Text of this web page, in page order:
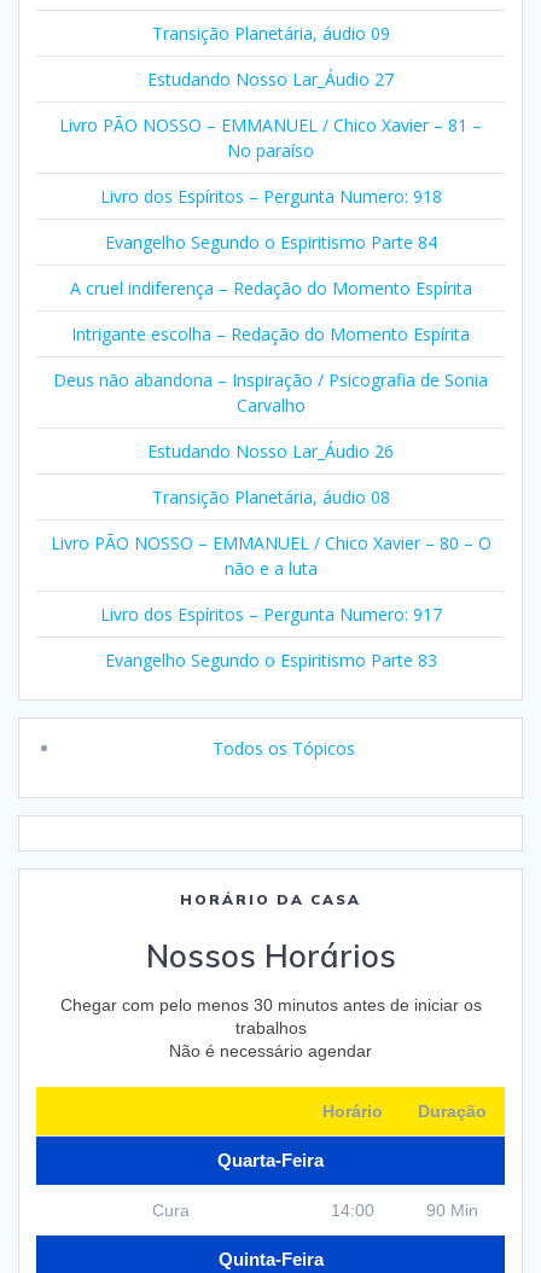
Transição Planetária, áudio 09
Estudando Nosso Lar_Áudio 27
Livro PÃO NOSSO – EMMANUEL / Chico Xavier – 81 –
No paraíso
Livro dos Espíritos – Pergunta Numero: 918
Evangelho Segundo o Espiritismo Parte 84
A cruel indiferença – Redação do Momento Espírita
Intrigante escolha – Redação do Momento Espírita
Deus não abandona – Inspiração / Psicografia de Sonia
Carvalho
Estudando Nosso Lar_Áudio 26
Transição Planetária, áudio 08
Livro PÃO NOSSO – EMMANUEL / Chico Xavier – 80 – O
não e a luta
Livro dos Espíritos – Pergunta Numero: 917
Evangelho Segundo o Espiritismo Parte 83
Todos os Tópicos
HORÁRIO DA CASA
Nossos Horários
Chegar com pelo menos 30 minutos antes de iniciar os
trabalhos
Não é necessário agendar
Horário Duração
Quarta-Feira
Cura 14:00 90 Min
Quinta-Feira